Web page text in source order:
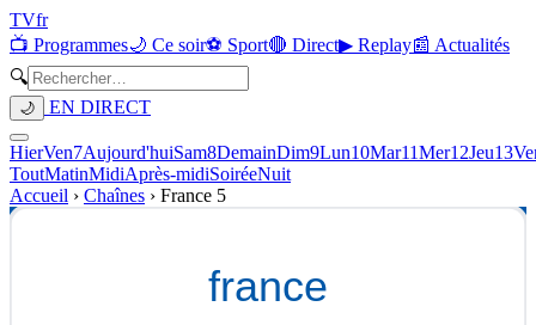
TVfr
📺 Programmes🌙 Ce soir⚽ Sport🔴 Direct▶ Replay📰 Actualités
🔍
🌙 EN DIRECT
HierVen7Aujourd'huiSam8DemainDim9Lun10Mar11Mer12Jeu13
ToutMatinMidiAprès-midiSoiréeNuit
Accueil › Chaînes › France 5